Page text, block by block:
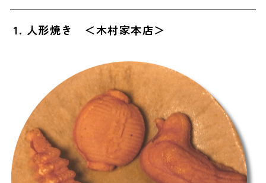
10. 伊奈利寿司 ＜福寿家＞
【雑貨】浅草のおすすめ定番人気お土産
12. 金魚雑貨 ＜浅草きんぎょ＞
13. 江戸切子 ＜創吉＞
14. ふじ屋のてぬぐい ＜ふじ屋＞
浅草で買えるおしゃれな人気お土産
15. 鳥のかたちクッキー ＜菓子工房ルスルス＞
16. チュララMIX缶 ＜常盤堂＞
1. 人形焼き ＜木村家本店＞